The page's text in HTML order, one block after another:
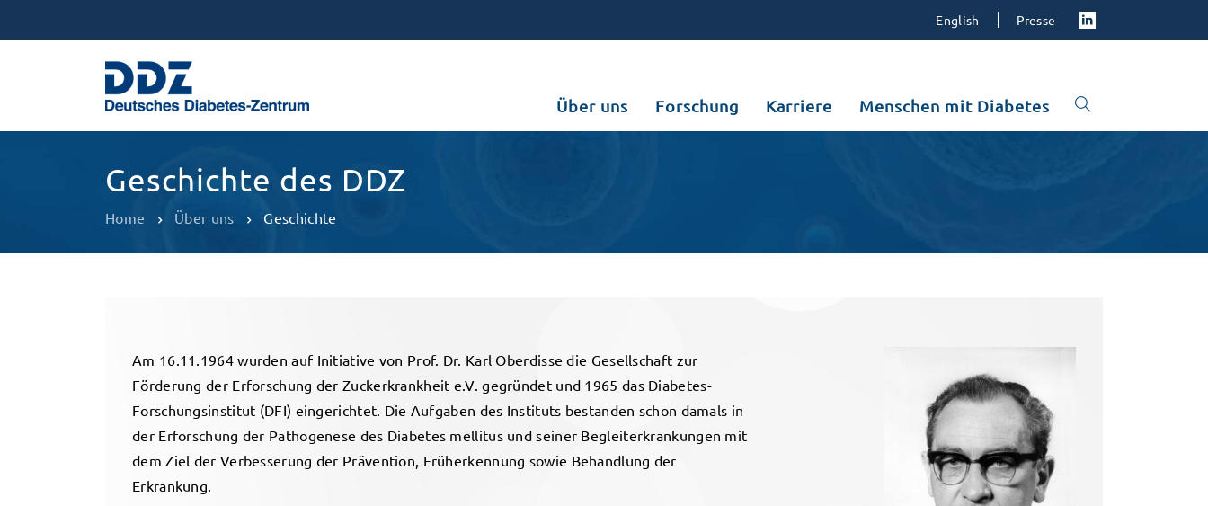
English Presse
Über uns Forschung Karriere Menschen mit Diabetes
Geschichte des DDZ
Home Über uns Geschichte
Am 16.11.1964 wurden auf Initiative von Prof. Dr. Karl Oberdisse die Gesellschaft zur
Förderung der Erforschung der Zuckerkrankheit e.V. gegründet und 1965 das Diabetes-
Forschungsinstitut (DFI) eingerichtet. Die Aufgaben des Instituts bestanden schon damals in
der Erforschung der Pathogenese des Diabetes mellitus und seiner Begleiterkrankungen mit
dem Ziel der Verbesserung der Prävention, Früherkennung sowie Behandlung der
Erkrankung.